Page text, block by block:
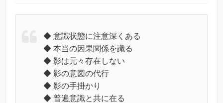
◆ 意識状態に注意深くある
◆ 本当の因果関係を識る
◆ 影は元々存在しない
◆ 影の意図の代行
◆ 影の手掛かり
◆ 普遍意識と共に在る